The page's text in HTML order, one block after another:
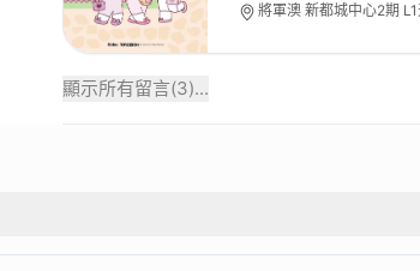
將軍澳 新都城中心2期
顯示所有留言(3)...